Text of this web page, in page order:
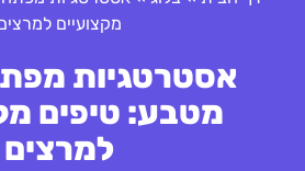
מקצועיים
אסטרטגיות
מטבע: טיפים
למרצים